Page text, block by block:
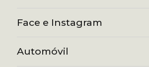
Face e Instagram
Automóvil